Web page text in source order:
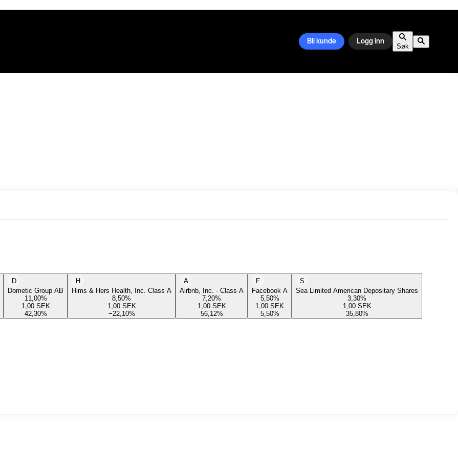
Bli kunde Logg inn
Søk
D
Dometic Group AB
11,00%
1,00 SEK
42,30%
H
Hims & Hers Health, Inc. Class A
8,50%
1,00 SEK
−22,10%
A
Airbnb, Inc. - Class A
7,20%
1,00 SEK
56,12%
F
Facebook A
5,50%
1,00 SEK
5,50%
S
Sea Limited American Depositary Shares
3,30%
1,00 SEK
35,80%